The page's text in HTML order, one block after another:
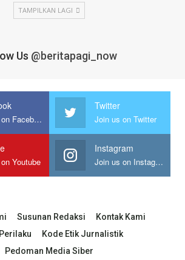
TAMPILKAN LAGI
Us @beritapagi_now
Join us on Facebook
Twitter
Join us on Twitter
Youtube
Instagram
Join us on Instagram
Susunan Redaksi
Kontak Kami
Kode Etik Jurnalistik
Pedoman Media Siber